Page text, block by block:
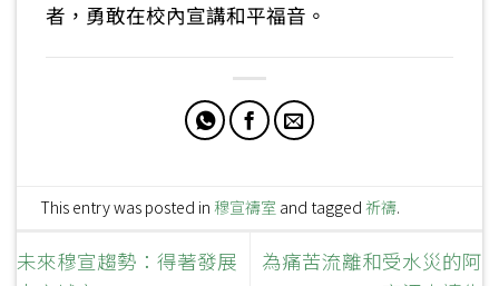
者，勇敢在校內宣講和平福音。
This entry was posted in穆宣禱室 and tagged祈禱.
未來穆宣趨勢：得著發展
為痛苦流離和受水災的阿